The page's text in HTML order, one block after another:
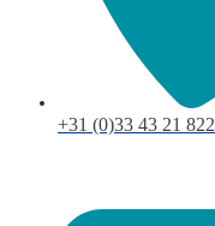
+31 (0)33 43 21 822